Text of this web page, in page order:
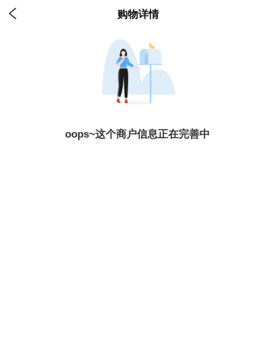
 购物详情
oops~这个商户信息正在完善中